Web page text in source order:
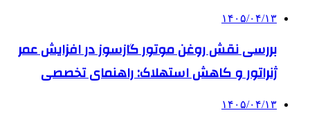
۱۴۰۵/۰۴/۱۳
بررسی نقش روغن موتور گازسوز در افزایش عمر
ژنراتور و کاهش استهلاک: راهنمای تخصصی
۱۴۰۵/۰۴/۱۳